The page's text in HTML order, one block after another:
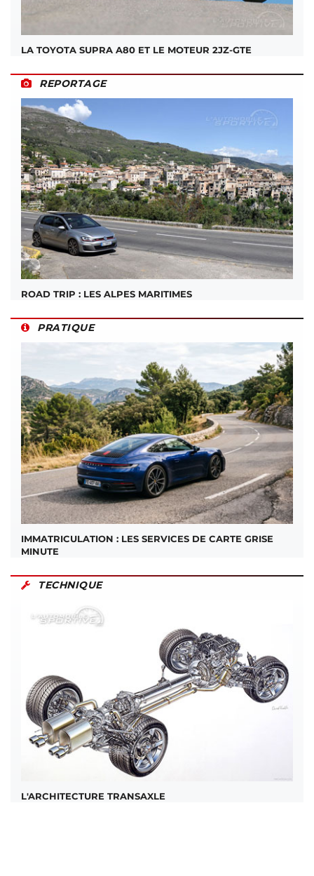
LA TOYOTA SUPRA A80 ET LE MOTEUR 2JZ-GTE
REPORTAGE
ROAD TRIP : LES ALPES MARITIMES
PRATIQUE
IMMATRICULATION : LES SERVICES DE CARTE GRISE
MINUTE
TECHNIQUE
L'ARCHITECTURE TRANSAXLE